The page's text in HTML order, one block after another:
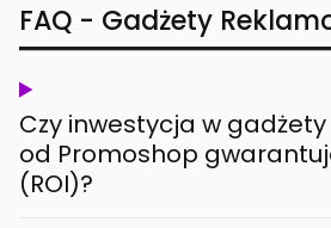
FAQ - Gadżety
Czy inwestycja w
od Promoshop
(ROI)?